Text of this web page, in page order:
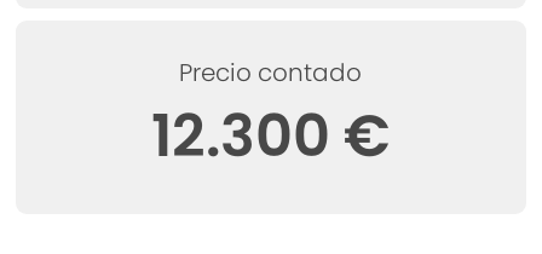
Precio contado
12.300 €